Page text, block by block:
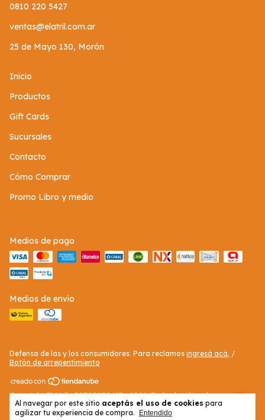
Al navegar por este sitio aceptás el uso de cookies para
agilizar tu experiencia de compra.
Entendido
0810 220 5427
ventas@elatril.com.ar
25 de Mayo 130, Morón
Inicio
Productos
Gift Cards
Sucursales
Contacto
Cómo Comprar
Promo Libro y medio
Medios de pago
Medios de envío
Defensa de las y los consumidores. Para reclamos ingresá acá. /
Botón de arrepentimiento
Copyright El Atril - 30709050423 - 2026. Todos los derechos
reservados.